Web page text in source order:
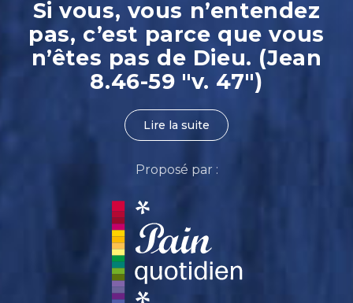
Si vous, vous n’entendez
pas, c’est parce que vous
n’êtes pas de Dieu. (Jean
8.46-59 "v. 47")
Lire la suite
Proposé par :